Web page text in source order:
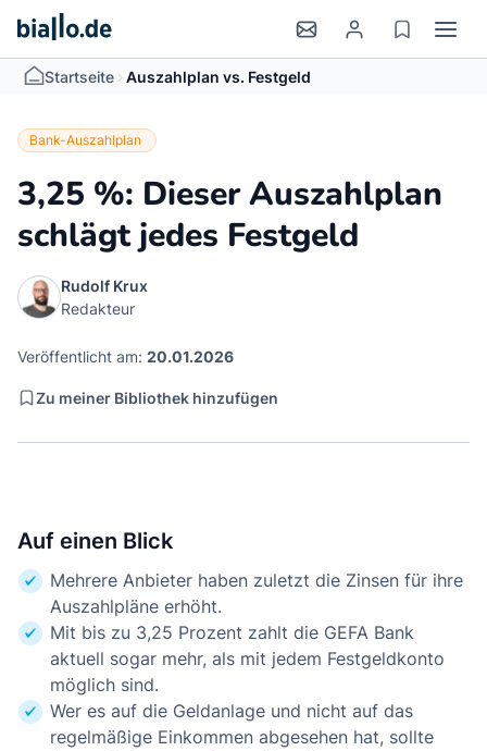
Startseite > Auszahlplan vs. Festgeld
Bank-Auszahlplan
3,25 %: Dieser Auszahlplan
schlägt jedes Festgeld
Rudolf Krux
Redakteur
Veröffentlicht am: 20.01.2026
Zu meiner Bibliothek hinzufügen
Auf einen Blick
Mehrere Anbieter haben zuletzt die Zinsen für ihre
Auszahlpläne erhöht.
Mit bis zu 3,25 Prozent zahlt die GEFA Bank
aktuell sogar mehr, als mit jedem Festgeldkonto
möglich sind.
Wer es auf die Geldanlage und nicht auf das
regelmäßige Einkommen abgesehen hat, sollte